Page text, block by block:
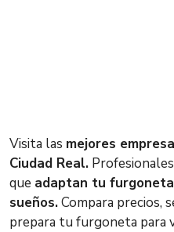
Visita las mejores
Ciudad Real.
que adaptan tu
sueños.Compara precios,
prepara tu furgoneta para